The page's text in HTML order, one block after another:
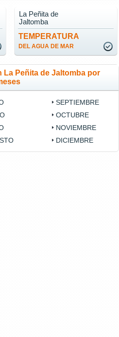
TEMPERATURA
DEL AGUA DE MAR
La Peñita de
Jaltomba
La Peñita de Jaltomba por
SEPTIEMBRE
OCTUBRE
NOVIEMBRE
DICIEMBRE